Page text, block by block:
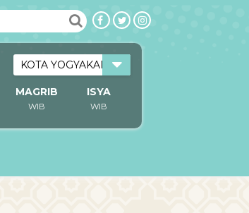
MAGRIB ISYA
WIB WIB